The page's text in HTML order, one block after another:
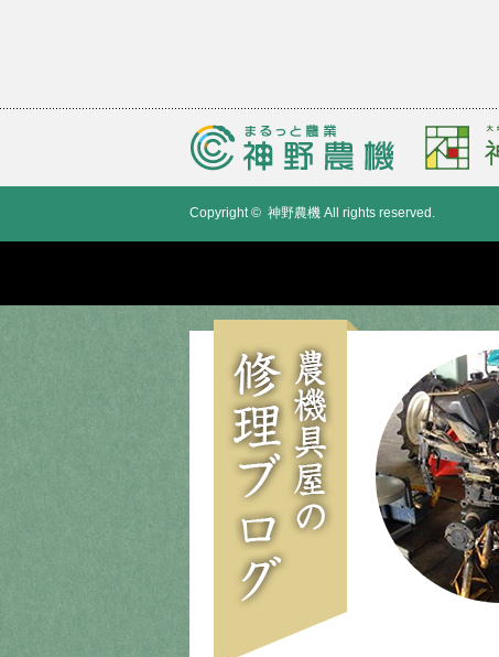
Copyright © 神野農機 All rights reserved.